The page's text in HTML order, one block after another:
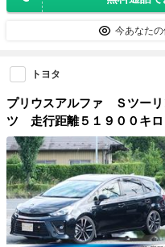
今あなたの
トヨタ
プリウスアルファ Ｓツーリ
ツ 走行距離５１９００キ
ルセグ Ｂｌｕｅｔｏｏｔ
ニター ＥＴＣ ローダウ
Ｄヘッドライト スマートキ